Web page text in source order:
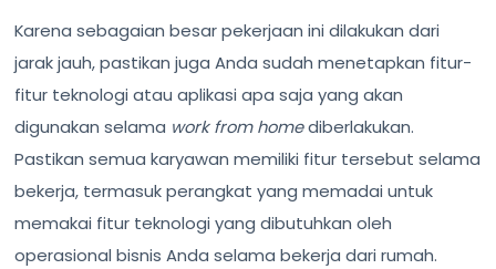
Karena sebagaian besar pekerjaan ini dilakukan dari
jarak jauh, pastikan juga Anda sudah menetapkan fitur-
fitur teknologi atau aplikasi apa saja yang akan
digunakan selama work from homediberlakukan.
Pastikan semua karyawan memiliki fitur tersebut selama
bekerja, termasuk perangkat yang memadai untuk
memakai fitur teknologi yang dibutuhkan oleh
operasional bisnis Anda selama bekerja dari rumah.